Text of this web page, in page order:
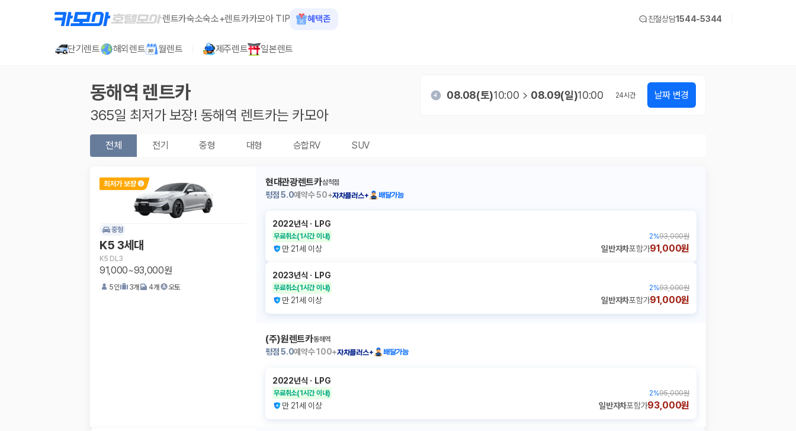
렌트카숙소숙소+렌트카카모아 TIP 혜택존 친절상담1544-5344
단기렌트 해외렌트 월렌트 제주렌트 일본렌트
동해역 렌트카
365일 최저가 보장! 동해역 렌트카는 카모아
08.08(토)10:00 08.09(일)10:00 24시간 날짜 변경
전체 전기 중형 대형 승합RV SUV
중형
K5 3세대
K5 DL3
91,000~93,000원
5인 3개 4개 오토
현대관광렌트카삼척점
평점5.0예약수50+자차플러스+ 배달가능
2022년식 ㆍ LPG
무료취소(1시간 이내) 2%93,000원
만 21세 이상 일반자차포함가91,000원
2023년식 ㆍ LPG
무료취소(1시간 이내) 2%93,000원
만 21세 이상 일반자차포함가91,000원
(주)원렌트카동해역
평점5.0예약수100+자차플러스+ 배달가능
2022년식 ㆍ LPG
무료취소(1시간 이내) 2%95,000원
만 21세 이상 일반자차포함가93,000원